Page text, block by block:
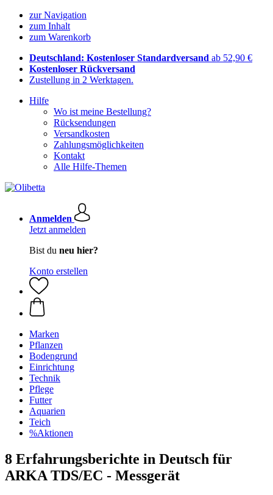
zur Navigation
zum Inhalt
zum Warenkorb
Deutschland: Kostenloser Standardversand ab 52,90 €
Kostenloser Rückversand
Zustellung in 2 Werktagen.
Hilfe
Wo ist meine Bestellung?
Rücksendungen
Versandkosten
Zahlungsmöglichkeiten
Kontakt
Alle Hilfe-Themen
Anmelden
Jetzt anmelden
Bist du neu hier?
Konto erstellen
Marken
Pflanzen
Bodengrund
Einrichtung
Technik
Pflege
Futter
Aquarien
Teich
%Aktionen
8 Erfahrungsberichte in Deutsch für
ARKA TDS/EC - Messgerät